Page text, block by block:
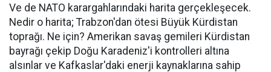
Ve de NATO karargahlarındaki harita gerçekleşecek.
Nedir o harita; Trabzon'dan ötesi Büyük Kürdistan
toprağı. Ne için? Amerikan savaş gemileri Kürdistan
bayrağı çekip Doğu Karadeniz'i kontrolleri altına
alsınlar ve Kafkaslar'daki enerji kaynaklarına sahip